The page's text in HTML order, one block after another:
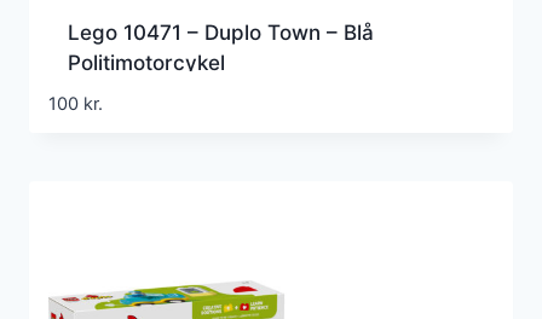
Lego 10471 – Duplo Town – Blå
Politimotorcykel
100 kr.